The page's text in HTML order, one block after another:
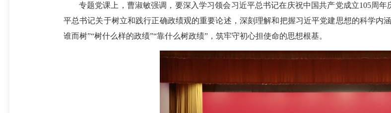
专题党课上，曹淑敏强调，要深入学习领会习近平总书记在庆祝中国共产党成立105周
平总书记关于树立和践行正确政绩观的重要论述，深刻理解和把握习近平党建思想的科学内
谁而树”“树什么样的政绩”“靠什么树政绩”，筑牢守初心担使命的思想根基。